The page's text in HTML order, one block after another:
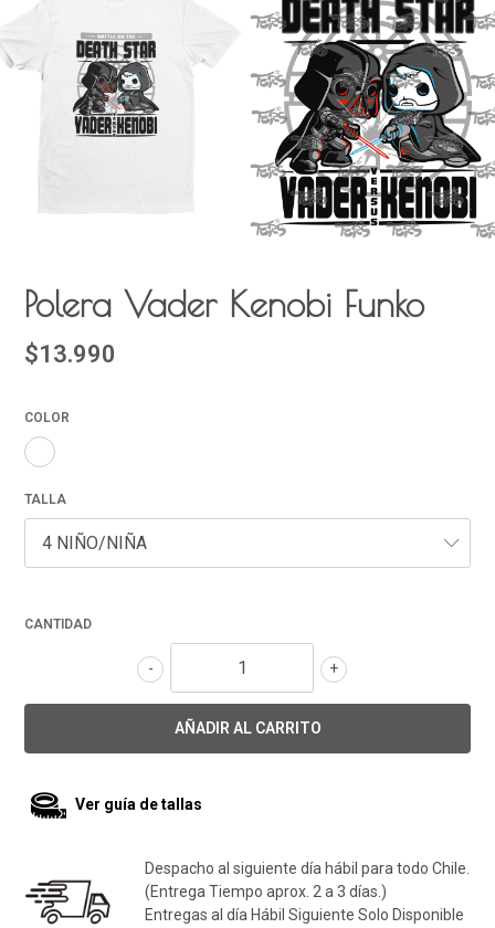
Polera Vader Kenobi Funko
$13.990
COLOR
TALLA
CANTIDAD
+
-
Ver guía de tallas
Despacho al siguiente día hábil para todo Chile.
(Entrega Tiempo aprox. 2 a 3 días.)
Entregas al día Hábil Siguiente Solo Disponible